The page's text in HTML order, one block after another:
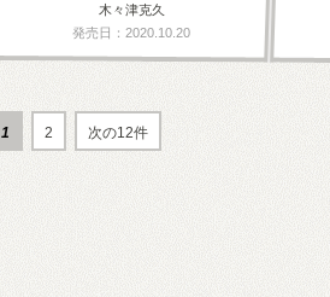
木々津克久
発売日：2020.10.20
1 2 次の12件